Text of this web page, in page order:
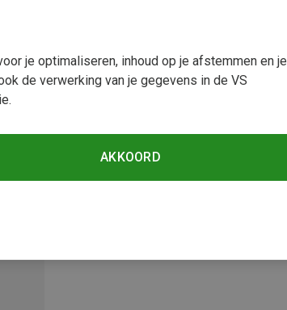
je optimaliseren, inhoud op je afstemmen en je
de verwerking van je gegevens in de VS
AKKOORD